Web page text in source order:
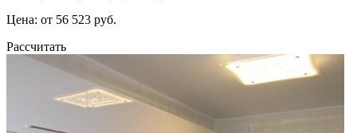
Цена: от 56 523 руб.
Рассчитать